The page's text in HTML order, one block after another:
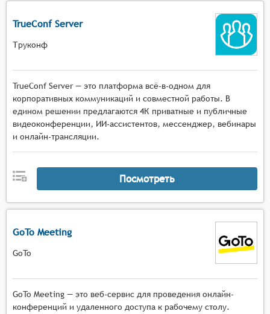
TrueConf Server
Труконф
TrueConf Server — это платформа всё-в-одном для
корпоративных коммуникаций и совместной работы. В
едином решении предлагаются 4К приватные и публичные
видеоконференции, ИИ-ассистентов, мессенджер, вебинары
и онлайн-трансляции.
Посмотреть
GoTo Meeting
GoTo
GoTo Meeting — это веб-сервис для проведения онлайн-
конференций и удаленного доступа к рабочему столу.